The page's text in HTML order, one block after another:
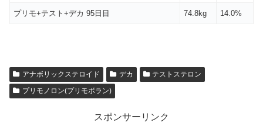
プリモ+テスト+デカ 95日目 74.8kg 14.0%
アナボリックステロイド デカ
テストステロン
プリモノロン(プリモボラン)
スポンサーリンク